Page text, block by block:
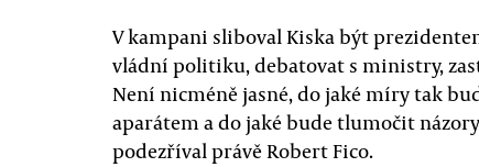
V kampani sliboval Kiska být
vládní politiku, debatovat s ministry,
Není nicméně jasné, do jaké míry tak
aparátem a do jaké bude tlumočit
podezříval právě Robert Fico.